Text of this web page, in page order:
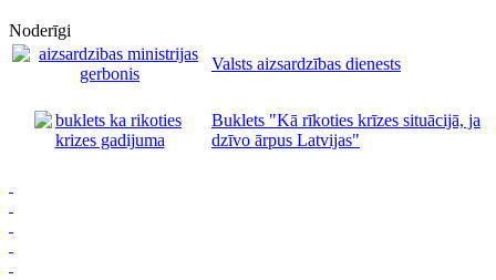
Noderīgi
Valsts aizsardzības dienests
Buklets "Kā rīkoties krīzes situācijā, ja
dzīvo ārpus Latvijas"